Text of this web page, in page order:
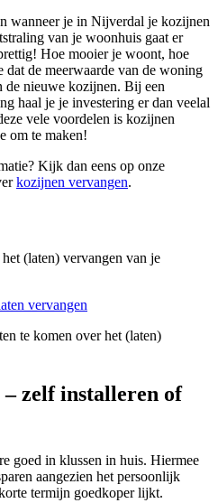
wanneer je in Nijverdal je kozijnen
van je woonhuis gaat er
Hoe mooier je woont, hoe
dat de meerwaarde van de woning
de nieuwe kozijnen. Bij een
haal je je investering er dan veelal
vele voordelen is kozijnen
om te maken!
Kijk dan eens op onze
kozijnen vervangen.
(laten) vervangen van je
vervangen
te komen over het (laten)
zelf installeren of
goed in klussen in huis. Hiermee
aangezien het persoonlijk
termijn goedkoper lijkt.